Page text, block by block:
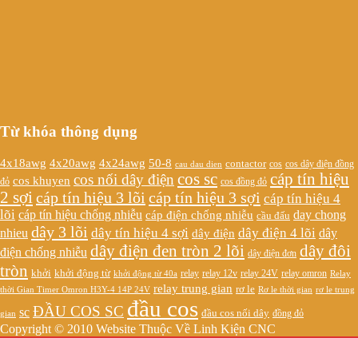
Từ khóa thông dụng
4x18awg 4x20awg 4x24awg 50-8 cau dau dien contactor cos cos dây điện đồng
đỏ cos khuyen cos nối dây điện cos sc cos đồng đỏ cáp tín hiệu
2 sợi cáp tín hiệu 3 lõi cáp tín hiệu 3 sợi cáp tín hiệu 4
lõi cáp tín hiệu chống nhiễu cáp điện chống nhiễu cầu đấu day chong
nhieu dây 3 lõi dây tín hiệu 4 sợi dây điện dây điện 4 lõi dây
điện chống nhiễu dây điện đen tròn 2 lõi dây điện đơn dây đôi
tròn khởi khởi động từ khởi động từ 40a relay relay 12v relay 24V relay omron Relay
thời Gian Timer Omron H3Y-4 14P 24V relay trung gian rơ le Rơ le thời gian rơ le trung
gian sc ĐẦU COS SC đầu cos đầu cos nối dây đồng đỏ
Copyright © 2010 Website Thuộc Về Linh Kiện CNC